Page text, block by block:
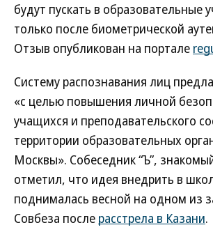
будут пускать в образовательные
только после биометрической
Отзыв опубликован на портале
Систему распознавания лиц
«с целью повышения личной
учащихся и преподавательского
территории образовательных
Москвы». Собеседник “Ъ”,
отметил, что идея внедрить в
поднималась весной на одном из
Совбеза после расстрела в Казани.